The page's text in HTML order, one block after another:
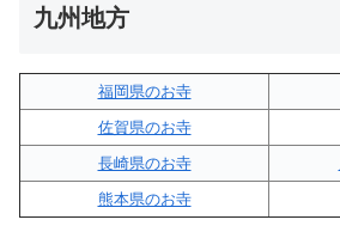
九州地方
福岡県のお寺
佐賀県のお寺
長崎県のお寺
熊本県のお寺